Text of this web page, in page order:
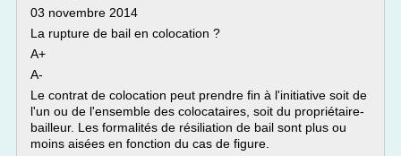
03 novembre 2014
La rupture de bail en colocation ?
A+
A-
Le contrat de colocation peut prendre fin à l'initiative soit de
l'un ou de l'ensemble des colocataires, soit du propriétaire-
bailleur. Les formalités de résiliation de bail sont plus ou
moins aisées en fonction du cas de figure.